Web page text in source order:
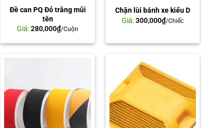
Đề can PQ Đỏ trắng mũi
tên
Giá:280,000₫/Cuộn
Chặn lùi bánh xe kiểu D
Giá:300,000₫/Chiếc